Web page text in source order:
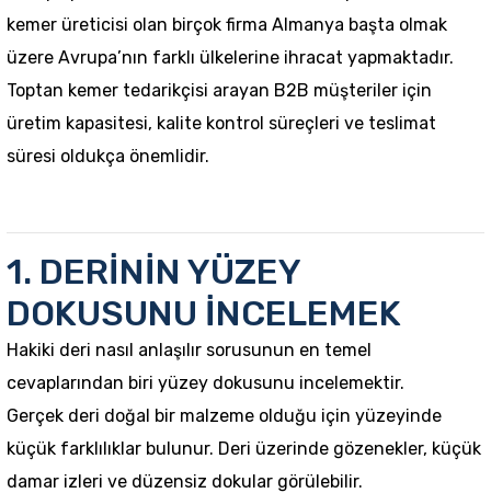
kemer üreticisi olan birçok firma Almanya başta olmak
üzere Avrupa’nın farklı ülkelerine ihracat yapmaktadır.
Toptan kemer tedarikçisi arayan B2B müşteriler için
üretim kapasitesi, kalite kontrol süreçleri ve teslimat
süresi oldukça önemlidir.
1. DERİNİN YÜZEY
DOKUSUNU İNCELEMEK
Hakiki deri nasıl anlaşılır sorusunun en temel
cevaplarından biri yüzey dokusunu incelemektir.
Gerçek deri doğal bir malzeme olduğu için yüzeyinde
küçük farklılıklar bulunur. Deri üzerinde gözenekler, küçük
damar izleri ve düzensiz dokular görülebilir.